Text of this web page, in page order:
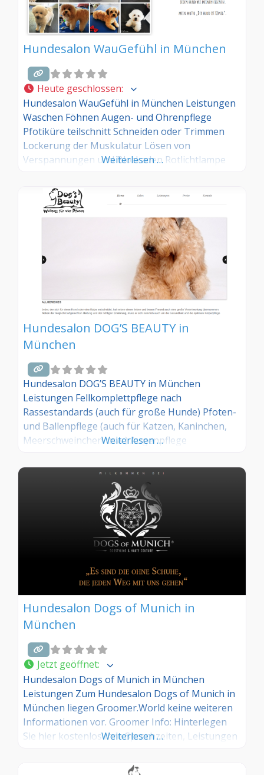
Hundesalon WauGefühl in München
Heute geschlossen:
Hundesalon WauGefühl in München Leistungen
Waschen Föhnen Augen- und Ohrenpflege
Pfotiküre teilschnitt Schneiden oder Trimmen
Lockerung der Muskulatur Lösen von
Verspannungen und Blockaden Rotlichtlampe
Weiterlesen …
Hundesalon DOG’S BEAUTY in
München
Hundesalon DOG’S BEAUTY in München
Leistungen Fellkomplettpflege nach
Rassestandards (auch für große Hunde) Pfoten-
und Ballenpflege (auch für Katzen, Kaninchen,
Meerschweinchen usw.) Augenpflege
individuellen Fellpflege Ihres Hundes Allgemeine
Fellpflege Auskämmen des losen Fells beim
Fellwechsel oder bei ständigem Haaren des
Hundes Waschen und Trocknen Fellpflege für
Katzen (Kämmen, ggf. Scheren) Fellpflege für
Kaninchen, Meerschweinchen
Weiterlesen …
Hundesalon Dogs of Munich in
München
Jetzt geöffnet:
Hundesalon Dogs of Munich in München
Leistungen Zum Hundesalon Dogs of Munich in
München liegen Groomer.World keine weiteren
Informationen vor. Groomer Info: Hinterlegen
Sie hier kostenlos Ihre Sprechzeiten, Leistungen
Sind Sie Kunde dieses Hundesalons? Dann teilen
Weiterlesen …